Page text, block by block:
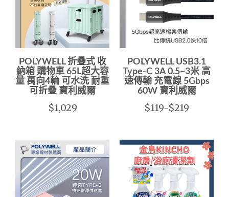
POLYWELL 折疊式 收
納箱 購物車 65L超大容
量 萬向4輪 可水洗 耐重
可折疊 寶利威爾
$1,029
POLYWELL USB3.1
Type-C 3A 0.5~3米 高
速傳輸 充電線 5Gbps
60W 寶利威爾
$119-$219